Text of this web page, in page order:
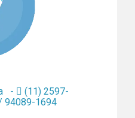
-
(11) 2597-
94089-1694